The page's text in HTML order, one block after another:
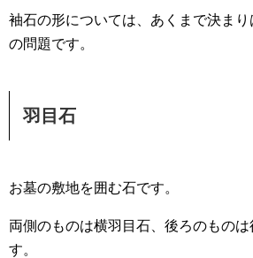
袖石の形については、あくまで決ま
の問題です。
羽目石
お墓の敷地を囲む石です。
両側のものは横羽目石、後ろのものは
す。